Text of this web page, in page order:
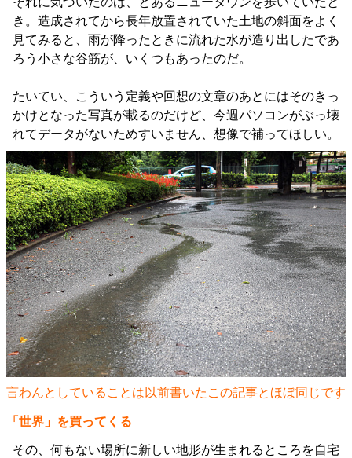
き。造成されてから長年放置されていた土地の斜面をよく
見てみると、雨が降ったときに流れた水が造り出したであ
ろう小さな谷筋が、いくつもあったのだ。
たいてい、こういう定義や回想の文章のあとにはそのきっ
かけとなった写真が載るのだけど、今週パソコンがぶっ壊
れてデータがないためすいません、想像で補ってほしい。
言わんとしていることは以前書いた この記事とほぼ同じです
「世界」を買ってくる
その、何もない場所に新しい地形が生まれるところを自宅